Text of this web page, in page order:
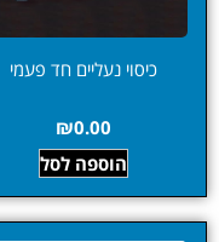
כיסוי נעליים חד פעמי
₪0.00
הוספה לסל